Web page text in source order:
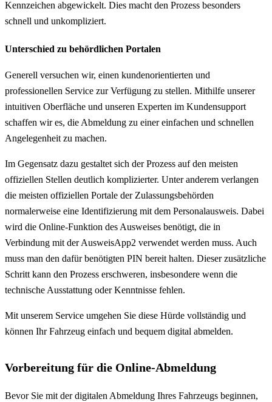
Kennzeichen abgewickelt. Dies macht den Prozess besonders
schnell und unkompliziert.
Unterschied zu behördlichen Portalen
Generell versuchen wir, einen kundenorientierten und
professionellen Service zur Verfügung zu stellen. Mithilfe unserer
intuitiven Oberfläche und unseren Experten im Kundensupport
schaffen wir es, die Abmeldung zu einer einfachen und schnellen
Angelegenheit zu machen.
Im Gegensatz dazu gestaltet sich der Prozess auf den meisten
offiziellen Stellen deutlich komplizierter. Unter anderem verlangen
die meisten offiziellen Portale der Zulassungsbehörden
normalerweise eine Identifizierung mit dem Personalausweis. Dabei
wird die Online-Funktion des Ausweises benötigt, die in
Verbindung mit der AusweisApp2 verwendet werden muss. Auch
muss man den dafür benötigten PIN bereit halten. Dieser zusätzliche
Schritt kann den Prozess erschweren, insbesondere wenn die
technische Ausstattung oder Kenntnisse fehlen.
Mit unserem Service umgehen Sie diese Hürde vollständig und
können Ihr Fahrzeug einfach und bequem digital abmelden.
Vorbereitung für die Online-Abmeldung
Bevor Sie mit der digitalen Abmeldung Ihres Fahrzeugs beginnen,